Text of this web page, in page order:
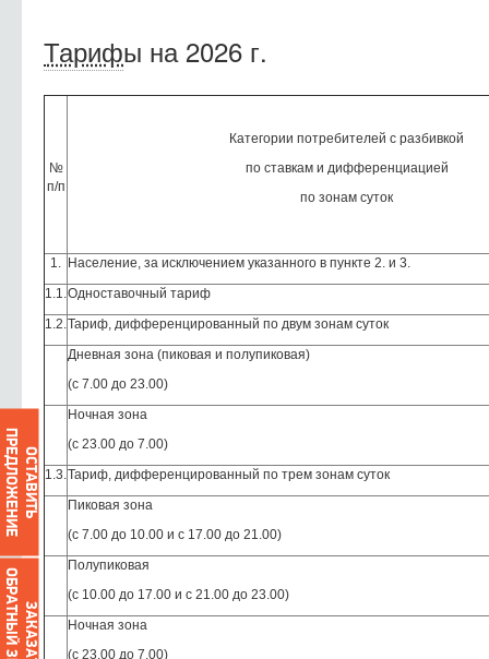
Тарифы на 2026 г.
№
п/п
Категории потребителей с разбивкой
‎по ставкам и дифференциацией
‎по зонам суток
1. Население, за исключением указанного в пункте 2. и 3.
1.1.Одноставочный тариф
1.2.Тариф, дифференцированный по двум зонам суток
Дневная зона (пиковая и полупиковая)
(с 7.00 до 23.00)
Ночная зона
(с 23.00 до 7.00)
1.3.Тариф, дифференцированный по трем зонам суток
Пиковая зона
(с 7.00 до 10.00 и с 17.00 до 21.00)
Полупиковая
(с 10.00 до 17.00 и с 21.00 до 23.00)
Ночная зона
(с 23.00 до 7.00)
ОСТАВИТЬ
ПРЕДЛОЖЕНИЕ
ЗАКАЗАТЬ